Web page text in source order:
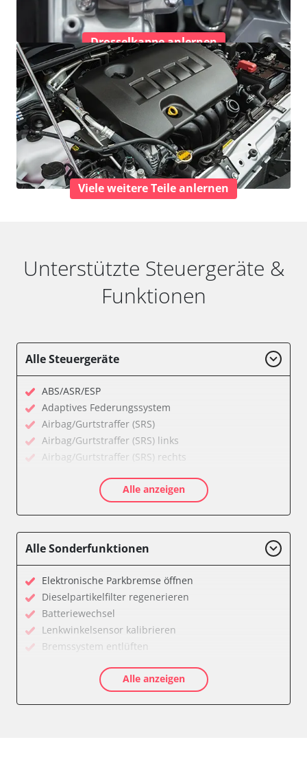
Drosselkappe anlernen
Viele weitere Teile anlernen
Unterstützte Steuergeräte &
Funktionen
Alle Steuergeräte
ABS/ASR/ESP
Adaptives Federungssystem
Airbag/Gurtstraffer (SRS)
Airbag/Gurtstraffer (SRS) links
Airbag/Gurtstraffer (SRS) rechts
Aktivlenkung
Anhängersteuergerät
Bedieneinheit Mittelkonsole
Bordcomputer
CD-Wechsler
Command
Dachbedieneinheit (DBE)
Dämpfungssystem hinten links
Dämpfungssystem hinten rechts
Dämpfungssystem vorne links
Dämpfungssystem vorne rechts
Alle anzeigen
Alle Sonderfunktionen
Elektronische Parkbremse öffnen
Dieselpartikelfilter regenerieren
Batteriewechsel
Lenkwinkelsensor kalibrieren
Bremssystem entlüften
Elektronische Parkbremse kalibrieren
Ölservicerückstellung
Alle anzeigen